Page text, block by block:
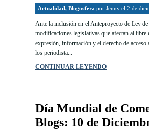
Actualidad, Blogosfera por Jenny el 2 de
Ante la inclusión en el Anteproyecto de Ley
modificaciones legislativas que afectan al libre
expresión, información y el derecho de acceso
los periodista...
CONTINUAR LEYENDO
Día Mundial de
Blogs: 10 de